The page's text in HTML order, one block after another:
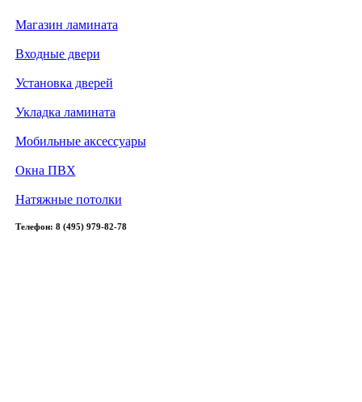
Магазин ламината
Входные двери
Установка дверей
Укладка ламината
Мобильные аксессуары
Окна ПВХ
Натяжные потолки
Телефон: 8 (495) 979-82-78